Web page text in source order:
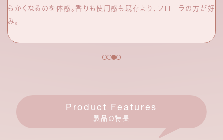
らかくなるのを体感。香りも使用感も既存より、フローラの方が好
み。
Product Features
製品の特長